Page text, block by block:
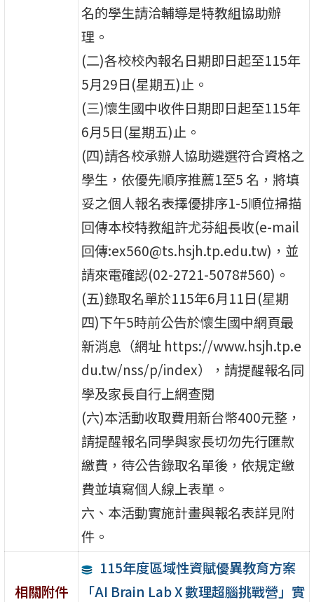
名的學生請洽輔導是特教組協助辦
理。
(二)各校校內報名日期即日起至115年
5月29日(星期五)止。
(三)懷生國中收件日期即日起至115年
6月5日(星期五)止。
(四)請各校承辦人協助遴選符合資格之
學生，依優先順序推薦1至5 名，將填
妥之個人報名表擇優排序1-5順位掃描
回傳本校特教組許尤芬組長收(e-mail
回傳:ex560@ts.hsjh.tp.edu.tw)，並
請來電確認(02-2721-5078#560)。
(五)錄取名單於115年6月11日(星期
四)下午5時前公告於懷生國中網頁最
新消息（網址 https://www.hsjh.tp.e
du.tw/nss/p/index），請提醒報名同
學及家長自行上網查閱
(六)本活動收取費用新台幣400元整，
請提醒報名同學與家長切勿先行匯款
繳費，待公告錄取名單後，依規定繳
費並填寫個人線上表單。
六、本活動實施計畫與報名表詳見附
件。
相關附件
115年度區域性資賦優異教育方案
「AI Brain Lab X 數理超腦挑戰營」實